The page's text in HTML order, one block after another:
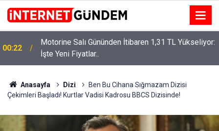
00:22
Motorine Salı Gününden İtibaren 1,31 TL Yükseliyor:
İşte Yeni Fiyatlar..
Anasayfa Dizi
Ben Bu Cihana Sığmazam Dizisi
Çekimleri Başladı! Kurtlar Vadisi Kadrosu BBCS Dizisinde!